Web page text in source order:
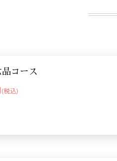
コース
(税込)